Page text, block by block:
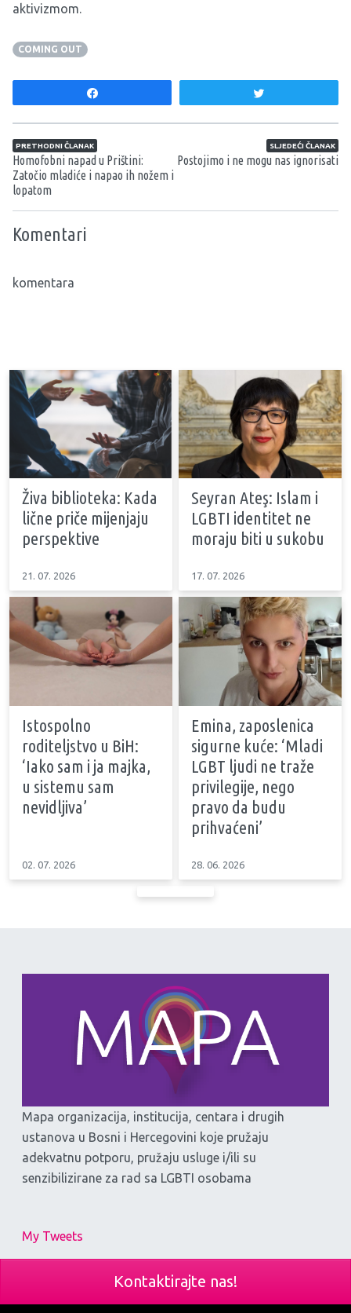
aktivizmom.
COMING OUT
Navigacija članaka
PRETHODNI ČLANAK
Homofobni napad u Prištini:
Zatočio mladiće i napao ih nožem i
lopatom
SLJEDEĆI ČLANAK
Postojimo i ne mogu nas ignorisati
Komentari
komentara
Živa biblioteka: Kada
lične priče mijenjaju
perspektive
21. 07. 2026
Seyran Ateş: Islam i
LGBTI identitet ne
moraju biti u sukobu
17. 07. 2026
Istospolno
roditeljstvo u BiH:
‘Iako sam i ja majka,
u sistemu sam
nevidljiva’
02. 07. 2026
Emina, zaposlenica
sigurne kuće: ‘Mladi
LGBT ljudi ne traže
privilegije, nego
pravo da budu
prihvaćeni’
28. 06. 2026
Mapa organizacija, institucija, centara i drugih
ustanova u Bosni i Hercegovini koje pružaju
adekvatnu potporu, pružaju usluge i/ili su
senzibilizirane za rad sa LGBTI osobama
My Tweets
Kontaktirajte nas!